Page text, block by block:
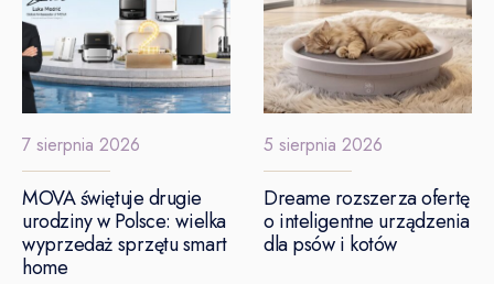
7 sierpnia 2026
MOVA świętuje drugie
urodziny w Polsce: wielka
wyprzedaż sprzętu smart
home
5 sierpnia 2026
Dreame rozszerza ofertę
o inteligentne urządzenia
dla psów i kotów